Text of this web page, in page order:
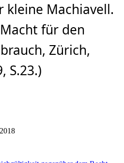
kleine Machiavell.
für den
Zürich,
S.23.)